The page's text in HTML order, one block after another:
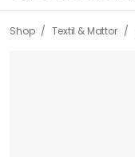
Shop / Textil & Mattor /